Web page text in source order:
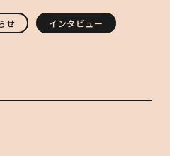
せ インタビュー